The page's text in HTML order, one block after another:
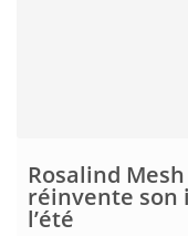
Rosalind
réinvente son
l’été